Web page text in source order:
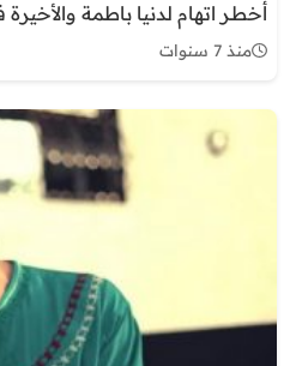
أخطـر اتهام لدنيا باطمة
منذ 7 سنوات